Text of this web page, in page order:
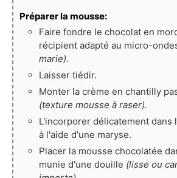
Préparer la mousse:
Faire fondre le chocolat en
récipient adapté au micro-
marie).
Laisser tiédir.
Monter la crème en chantilly
(texture mousse à raser).
L'incorporer délicatement dans
à l'aide d'une maryse.
Placer la mousse chocolatée
munie d'une douille (lisse ou